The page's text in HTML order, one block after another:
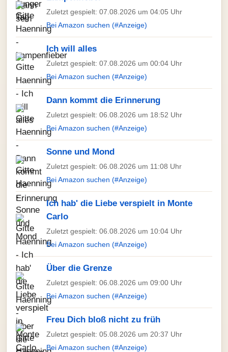
Zuletzt gespielt: 07.08.2026 um 04:05 Uhr
Bei Amazon suchen (#Anzeige)
Ich will alles
Zuletzt gespielt: 07.08.2026 um 00:04 Uhr
Bei Amazon suchen (#Anzeige)
Dann kommt die Erinnerung
Zuletzt gespielt: 06.08.2026 um 18:52 Uhr
Bei Amazon suchen (#Anzeige)
Sonne und Mond
Zuletzt gespielt: 06.08.2026 um 11:08 Uhr
Bei Amazon suchen (#Anzeige)
Ich hab' die Liebe verspielt in Monte
Carlo
Zuletzt gespielt: 06.08.2026 um 10:04 Uhr
Bei Amazon suchen (#Anzeige)
Über die Grenze
Zuletzt gespielt: 06.08.2026 um 09:00 Uhr
Bei Amazon suchen (#Anzeige)
Freu Dich bloß nicht zu früh
Zuletzt gespielt: 05.08.2026 um 20:37 Uhr
Bei Amazon suchen (#Anzeige)